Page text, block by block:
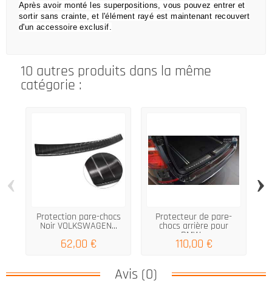
Après avoir monté les superpositions, vous pouvez entrer et
sortir sans crainte, et l'élément rayé est maintenant recouvert
d'un accessoire exclusif.
10 autres produits dans la même
catégorie :
Protection pare-chocs
Noir VOLKSWAGEN...
62,00 €
Protecteur de pare-
chocs arrière pour
BMW...
110,00 €
‹ ›
Avis (0)